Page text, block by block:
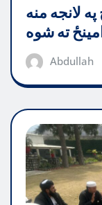
لانجه منه
ته شوه
Abdullah